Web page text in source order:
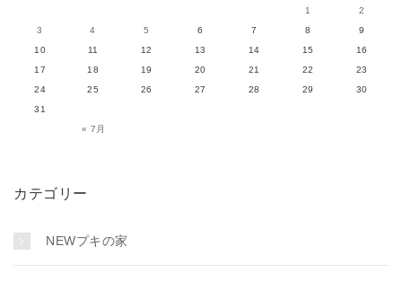
« 7月
1
2
3
4 5 6 7 8
9
10
11 12 13 14 15
16
17
18 19 20 21 22
23
24
25 26 27 28 29
30
31
カテゴリー
NEWプキの家